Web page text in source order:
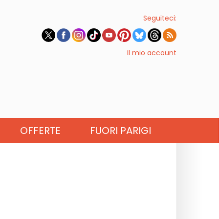
Seguiteci:
Il mio account
OFFERTE FUORI PARIGI